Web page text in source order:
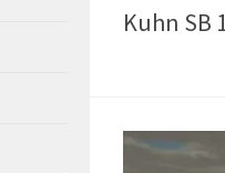
Kuhn SB